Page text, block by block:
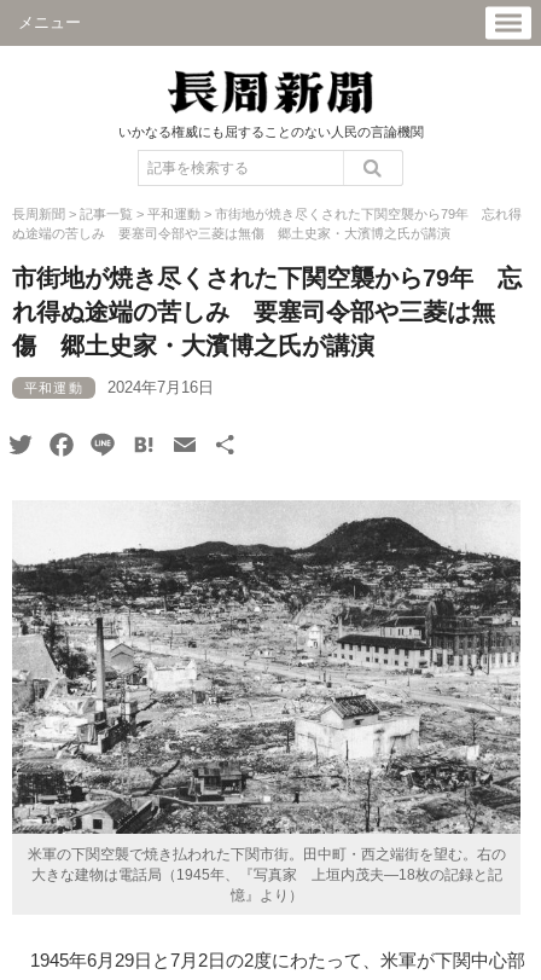
メニュー
いかなる権威にも屈することのない人民の言論機関
長周新聞 > 記事一覧 > 平和運動 > 市街地が焼き尽くされた下関空襲から79年 忘れ得
ぬ途端の苦しみ 要塞司令部や三菱は無傷 郷土史家・大濱博之氏が講演
市街地が焼き尽くされた下関空襲から79年 忘
れ得ぬ途端の苦しみ 要塞司令部や三菱は無
傷 郷土史家・大濱博之氏が講演
平和運動 2024年7月16日
TwitterFacebook
Line HatenaEmail
米軍の下関空襲で焼き払われた下関市街。田中町・西之端街を望む。右の
大きな建物は電話局（1945年、『写真家 上垣内茂夫―18枚の記録と記
憶』より）
1945年6月29日と7月2日の2度にわたって、米軍が下関中心部